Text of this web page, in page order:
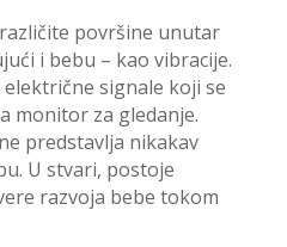
površine unutar
i bebu – kao vibracije.
signale koji se
monitor za gledanje.
predstavlja nikakav
U stvari, postoje
razvoja bebe tokom